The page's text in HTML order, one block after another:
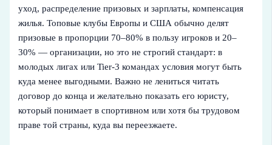
уход, распределение призовых и зарплаты, компенсация
жилья. Топовые клубы Европы и США обычно делят
призовые в пропорции 70–80% в пользу игроков и 20–
30% — организации, но это не строгий стандарт: в
молодых лигах или Tier‑3 командах условия могут быть
куда менее выгодными. Важно не лениться читать
договор до конца и желательно показать его юристу,
который понимает в спортивном или хотя бы трудовом
праве той страны, куда вы переезжаете.